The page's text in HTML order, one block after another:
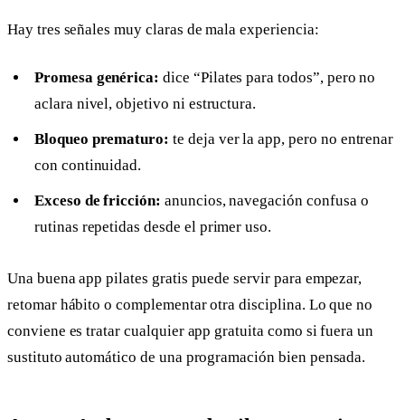
Hay tres señales muy claras de mala experiencia:
Promesa genérica: dice “Pilates para todos”, pero no
aclara nivel, objetivo ni estructura.
Bloqueo prematuro: te deja ver la app, pero no entrenar
con continuidad.
Exceso de fricción: anuncios, navegación confusa o
rutinas repetidas desde el primer uso.
Una buena app pilates gratis puede servir para empezar,
retomar hábito o complementar otra disciplina. Lo que no
conviene es tratar cualquier app gratuita como si fuera un
sustituto automático de una programación bien pensada.